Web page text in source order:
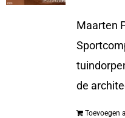
Maarten
de
Toevoegen